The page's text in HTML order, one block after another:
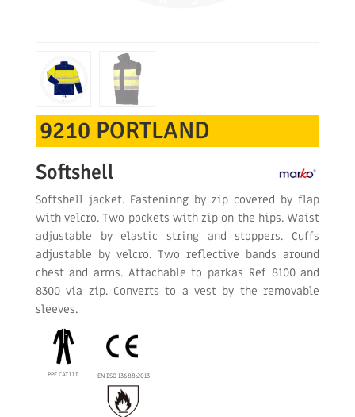
9210 PORTLAND
Softshell
Softshell jacket. Fasteninng by zip covered by flap
with velcro. Two pockets with zip on the hips. Waist
adjustable by elastic string and stoppers. Cuffs
adjustable by velcro. Two reflective bands around
chest and arms. Attachable to parkas Ref 8100 and
8300 via zip. Converts to a vest by the removable
sleeves.
PPE CAT.III EN ISO 13688:2013